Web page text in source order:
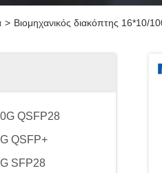
> Βιομηχανικός διακόπτης 16*10/
QSFP28
QSFP+
SFP28